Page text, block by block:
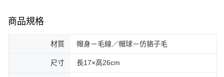
商品規格
材質 帽身－毛線／帽球－仿貉子毛
尺寸 長17×高26cm